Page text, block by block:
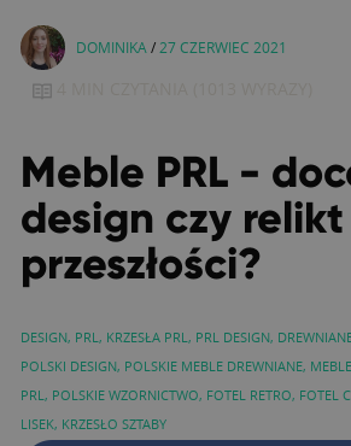
DOMINIKA / 27 CZERWIEC 2021
Meble PRL -
design czy relikt
przeszłości?
DESIGN, PRL, KRZESŁA PRL, PRL DESIGN,
POLSKI DESIGN, POLSKIE MEBLE DREWNIANE,
PRL, POLSKIE WZORNICTWO, FOTEL RETRO, FOTEL
LISEK, KRZESŁO SZTABY